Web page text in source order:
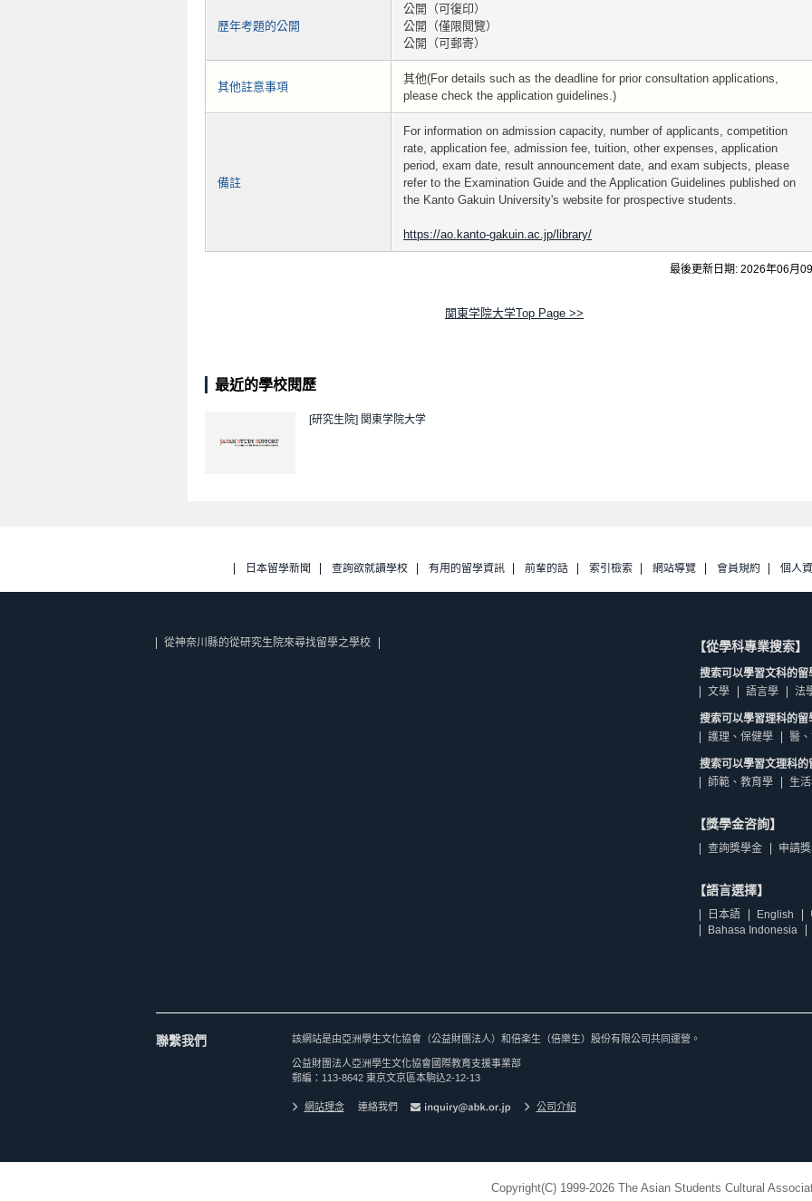
歷年考題的公開
公開（可復印）
公開（僅限閱覽）
公開（可郵寄）
其他註意事項
其他(For details such as the deadline for prior consultation applications,
please check the application guidelines.)
備註
For information on admission capacity, number of applicants, competition
rate, application fee, admission fee, tuition, other expenses, application
period, exam date, result announcement date, and exam subjects, please
refer to the Examination Guide and the Application Guidelines published on
the Kanto Gakuin University's website for prospective students.
https://ao.kanto-gakuin.ac.jp/library/
最後更新日期: 2026年06月
関東学院大学Top Page >>
最近的學校閱歷
[研究生院] 関東学院大学
日本留學新聞 查詢欲就讀學校 有用的留學資訊 前輩的話 索引檢索 網站導覽 會員規約 個人
從神奈川縣的從研究生院來尋找留學之學校 【從學科專業搜索】
搜索可以學習文科的留
文學
語言學 法
搜索可以學習理科的留
護理、保健學
醫
搜索可以學習文理科的
師範、教育學
生
【獎學金咨詢】
查詢獎學金 申請
【語言選擇】
日本語 English
Bahasa Indonesia
聯繫我們 該網站是由亞洲學生文化協會（公益財團法人）和倍楽生（倍樂生）股份有限公司共同運營。
公益財團法人亞洲學生文化協會國際教育支援事業部
郵編：113-8642 東京文京區本駒込2-12-13
網站理念 連絡我們 公司介紹
Copyright(C) 1999-2026 The Asian Students Cultural